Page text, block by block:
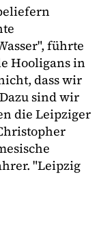
führte
Hooligans in
dass wir
sind wir
die Leipziger
"Leipzig